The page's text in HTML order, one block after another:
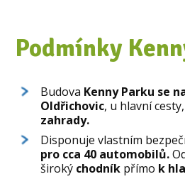
Podmínky
Budova Kenny Parku se
Oldřichovic, u hlavní
zahrady.
Disponuje vlastním
pro cca 40 automobilů.
široký chodník přímo k